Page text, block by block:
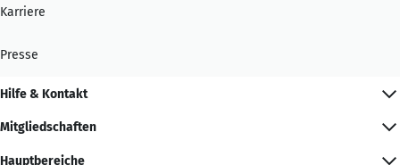
Karriere
Presse
Hilfe & Kontakt
Mitgliedschaften
Hauptbereiche